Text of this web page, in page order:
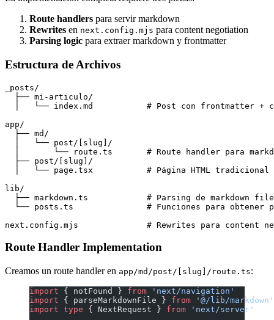
Route handlers para servir markdown
Rewrites en next.config.mjs para content negotiation
Parsing logic para extraer markdown y frontmatter
Estructura de Archivos
_posts/
  ├── mi-articulo/
│   └── index.md           # Post con frontmatter +
app/
  ├── md/
  │   └── post/[slug]/
│       └── route.ts       # Route handler para
  ├── post/[slug]/
  │   └── page.tsx           # Página HTML tradicional
lib/
├── markdown.ts            # Parsing de markdown
└── posts.ts               # Funciones para obtener
Route Handler Implementation
Creamos un route handler en app/md/post/[slug]/route.ts:
import { notFound } from 'next/navigation'
import { parseMarkdownFile } from '@/lib/markdown'
import type { NextRequest } from 'next/server'